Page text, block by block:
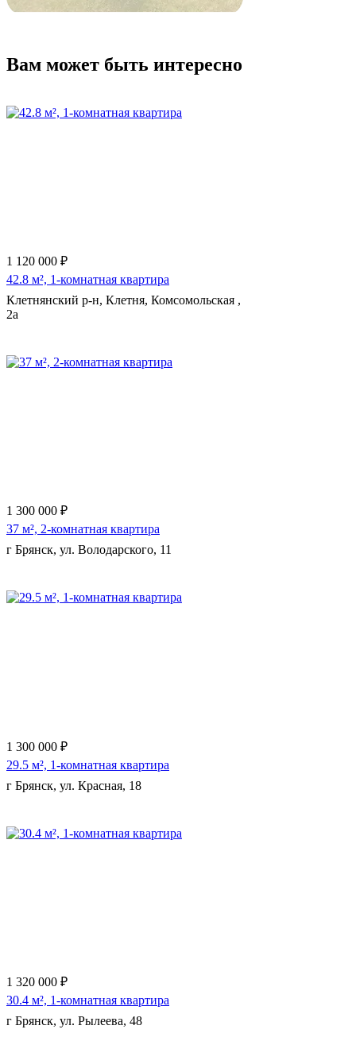
Вам может быть интересно
1 120 000 ₽
42.8 м², 1-комнатная квартира
Клетнянский р-н, Клетня, Комсомольская ,
2а
1 300 000 ₽
37 м², 2-комнатная квартира
г Брянск, ул. Володарского, 11
1 300 000 ₽
29.5 м², 1-комнатная квартира
г Брянск, ул. Красная, 18
1 320 000 ₽
30.4 м², 1-комнатная квартира
г Брянск, ул. Рылеева, 48